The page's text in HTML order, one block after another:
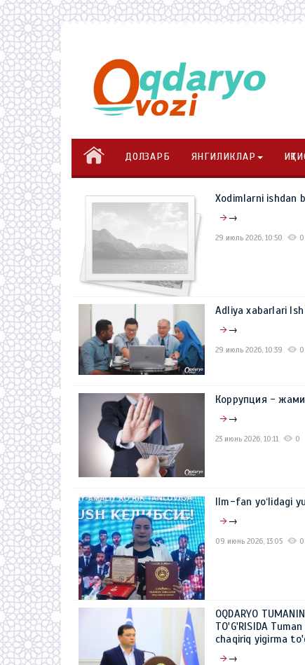
ДОЛЗАРБ ЯНГИЛИКЛАР
Xodimlarni ishdan
→
29 июль 2026, 10:50 0
Adliya xabarlari
→
29 июль 2026, 10:39 0
Коррупция -
→
23 июнь 2026, 10:11 0
Ilm-fan yo‘lidagi
→
09 июнь 2026, 13:05 0
OQDARYO
TO'G'RISIDA
chaqiriq yigirma
→